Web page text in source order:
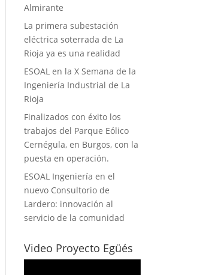
Almirante
La primera subestación
eléctrica soterrada de La
Rioja ya es una realidad
ESOAL en la X Semana de la
Ingeniería Industrial de La
Rioja
Finalizados con éxito los
trabajos del Parque Eólico
Cernégula, en Burgos, con la
puesta en operación.
ESOAL Ingeniería en el
nuevo Consultorio de
Lardero: innovación al
servicio de la comunidad
Video Proyecto Egüés